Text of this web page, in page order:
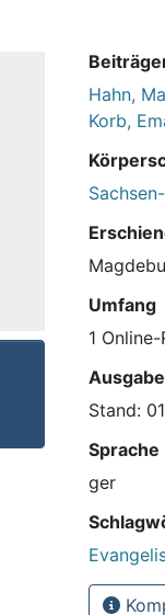
Hahn,
Korb,
Umfang
1
Stand:
Sprache
ger